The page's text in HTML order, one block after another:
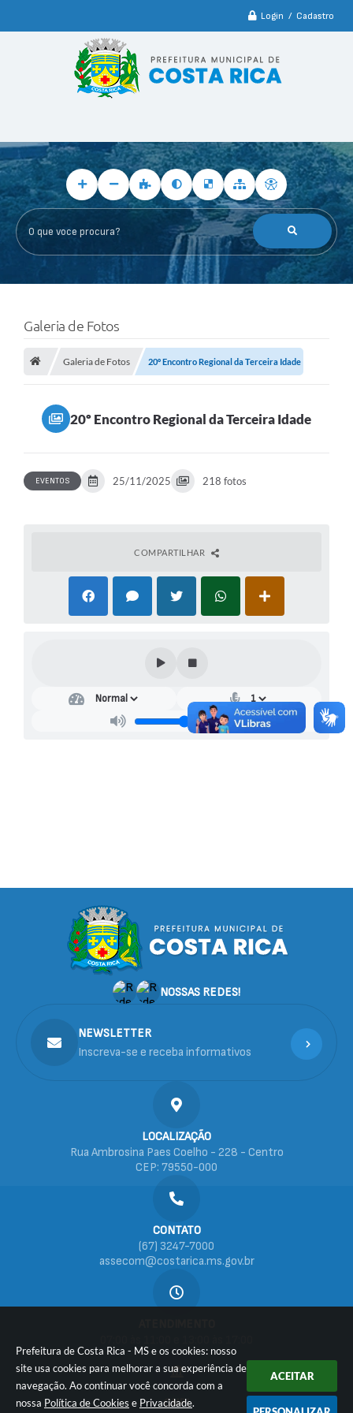
Prefeitura de Costa Rica - MS e os cookies: nosso
site usa cookies para melhorar a sua experiência de
navegação. Ao continuar você concorda com a
nossa Política de Cookies e Privacidade.
ACEITAR
Login / Cadastro
O que voce procura?
Galeria de Fotos
Galeria de Fotos 20º Encontro Regional da Terceira Idade
20º Encontro Regional da Terceira Idade
EVENTOS 25/11/2025 218 fotos
COMPARTILHAR
NOSSAS REDES!
LOCALIZAÇÃO
Rua Ambrosina Paes Coelho - 228 - Centro
CEP: 79550-000
CONTATO
(67) 3247-7000
assecom@costarica.ms.gov.br
CNPJ
NEWSLETTER
Inscreva-se e receba informativos